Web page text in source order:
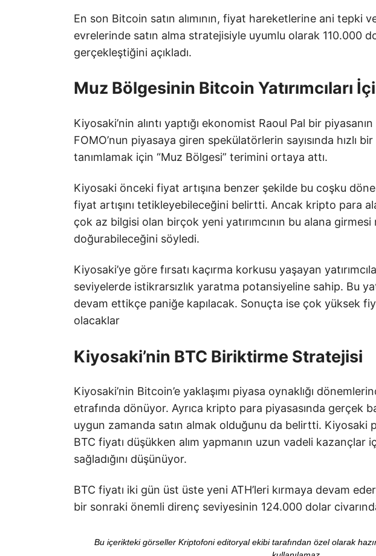
En son Bitcoin satın alımının, fiyat hareketlerine ani tepki
evrelerinde satın alma stratejisiyle uyumlu olarak 110.000
gerçekleştiğini açıkladı.
Muz Bölgesinin Bitcoin Yatırımcıları
Kiyosaki’nin alıntı yaptığı ekonomist Raoul Pal bir piyasanın
FOMO’nun piyasaya giren spekülatörlerin sayısında hızlı
tanımlamak için “Muz Bölgesi” terimini ortaya attı.
Kiyosaki önceki fiyat artışına benzer şekilde bu coşku
fiyat artışını tetikleyebileceğini belirtti. Ancak kripto para
çok az bilgisi olan birçok yeni yatırımcının bu alana
doğurabileceğini söyledi.
Kiyosaki’ye göre fırsatı kaçırma korkusu yaşayan
seviyelerde istikrarsızlık yaratma potansiyeline sahip. Bu
devam ettikçe paniğe kapılacak. Sonuçta ise çok yüksek
olacaklar
Kiyosaki’nin BTC Biriktirme Stratejisi
Kiyosaki’nin Bitcoin’e yaklaşımı piyasa oynaklığı
etrafında dönüyor. Ayrıca kripto para piyasasında gerçek
uygun zamanda satın almak olduğunu da belirtti. Kiyosaki
BTC fiyatı düşükken alım yapmanın uzun vadeli
sağladığını düşünüyor.
BTC fiyatı iki gün üst üste yeni ATH’leri kırmaya devam
bir sonraki önemli direnç seviyesinin 124.000 dolar
Bu içerikteki görseller Kriptofoni editoryal ekibi tarafından özel olarak